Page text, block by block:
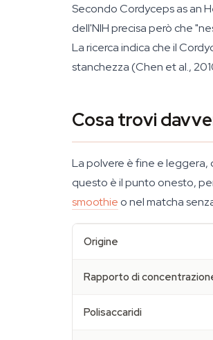
SecondoCordyceps as an
dell'NIH precisa però che
La ricerca indica che il
stanchezza (Chen et al.,
Cosa trovi
La polvere è fine e leggera,
questo è il punto onesto,
smoothie o nel matcha
Origine
Rapporto di
Polisaccaridi